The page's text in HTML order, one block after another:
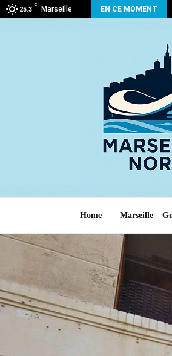
25.3
C
Marseille EN CE MOMENT
Home Marseille –